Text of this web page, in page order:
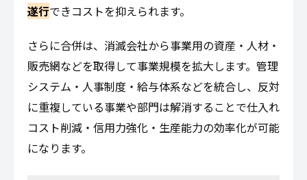
遂行できコストを抑えられます。
さらに合併は、消滅会社から事業用の資産・人材・
販売網などを取得して事業規模を拡大します。管理
システム・人事制度・給与体系などを統合し、反対
に重複している事業や部門は解消することで仕入れ
コスト削減・信用力強化・生産能力の効率化が可能
になります。